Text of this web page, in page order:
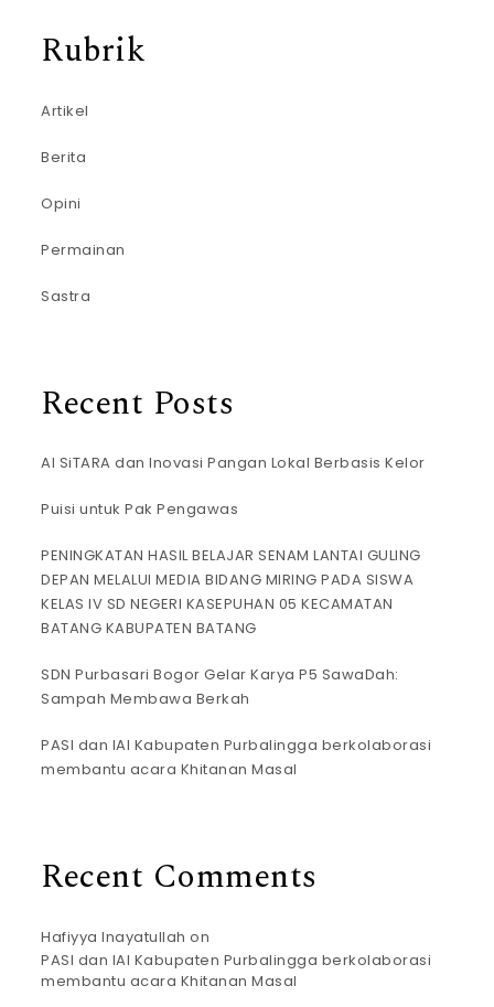
Rubrik
Artikel
Berita
Opini
Permainan
Sastra
Recent Posts
AI SiTARA dan Inovasi Pangan Lokal Berbasis Kelor
Puisi untuk Pak Pengawas
PENINGKATAN HASIL BELAJAR SENAM LANTAI GULING
DEPAN MELALUI MEDIA BIDANG MIRING PADA SISWA
KELAS IV SD NEGERI KASEPUHAN 05 KECAMATAN
BATANG KABUPATEN BATANG
SDN Purbasari Bogor Gelar Karya P5 SawaDah:
Sampah Membawa Berkah
PASI dan IAI Kabupaten Purbalingga berkolaborasi
membantu acara Khitanan Masal
Recent Comments
Hafiyya Inayatullah on
PASI dan IAI Kabupaten Purbalingga berkolaborasi
membantu acara Khitanan Masal